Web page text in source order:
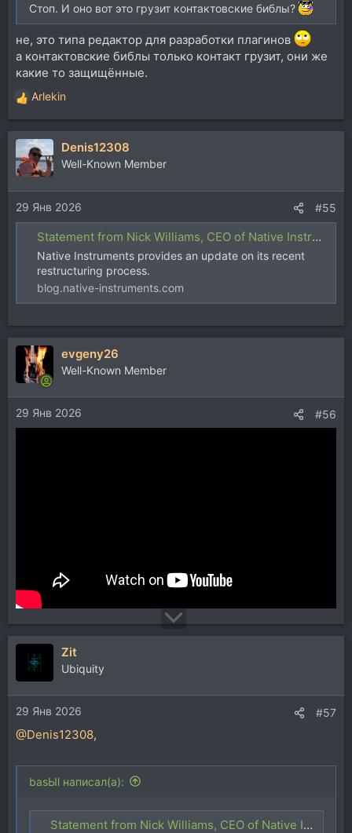
Стоп. И оно вот это грузит контактовские библы?
не, это типа редактор для разработки плагинов
а контактовские библы только контакт грузит, они же
какие то защищённые.
Р
е
а
к
ц
и
и
:
Arlekin
Denis12308
Well-Known Member
29 Янв 2026 #55
Statement from Nick Williams, CEO of Native Instruments | Native Instruments Blog
Native Instruments provides an update on its recent
restructuring process.
blog.native-instruments.com
evgeny26
Well-Known Member
29 Янв 2026 #56
Zit
Ubiquity
29 Янв 2026 #57
@Denis12308,
basЫl написал(а):
Statement from Nick Williams, CEO of Native Instruments | Native Instruments Blog